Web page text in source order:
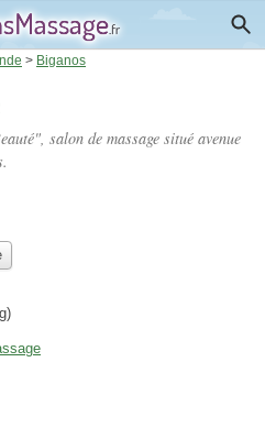
> Biganos
salon de massage situé avenue